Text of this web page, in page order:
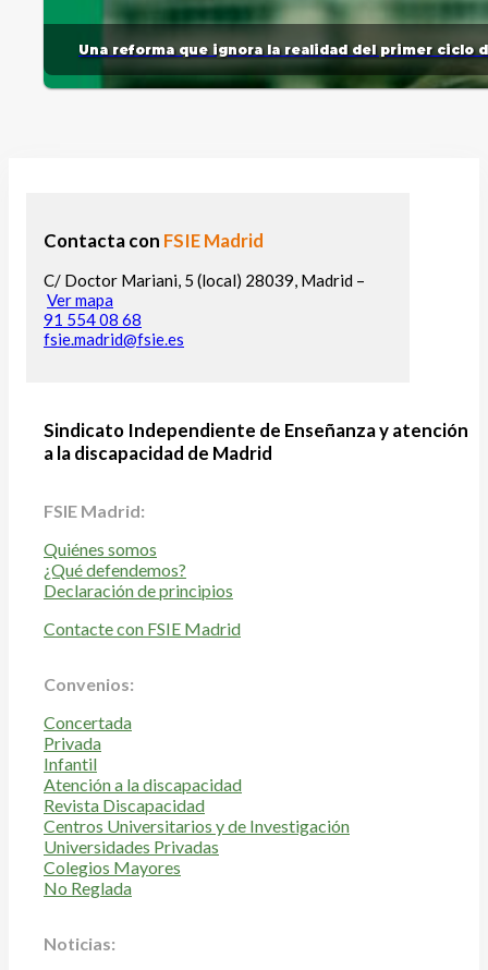
Una reforma que ignora la realidad del primer ciclo
Contacta con FSIE Madrid
C/ Doctor Mariani, 5 (local) 28039, Madrid –
Ver mapa
91 554 08 68
fsie.madrid@fsie.es
Sindicato Independiente de Enseñanza y atención
a la discapacidad de Madrid
FSIE Madrid:
Quiénes somos
¿Qué defendemos?
Declaración de principios
Contacte con FSIE Madrid
Convenios:
Concertada
Privada
Infantil
Atención a la discapacidad
Revista Discapacidad
Centros Universitarios y de Investigación
Universidades Privadas
Colegios Mayores
No Reglada
Noticias: